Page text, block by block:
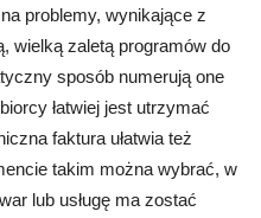
problemy, wynikające z
wielką zaletą programów do
sposób numerują one
łatwiej jest utrzymać
faktura ułatwia też
takim można wybrać, w
lub usługę ma zostać